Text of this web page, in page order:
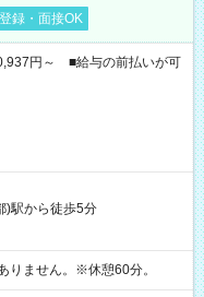
録・面接OK
円～ ■給与の前払いが可
)駅から徒歩5分
ません。※休憩60分。